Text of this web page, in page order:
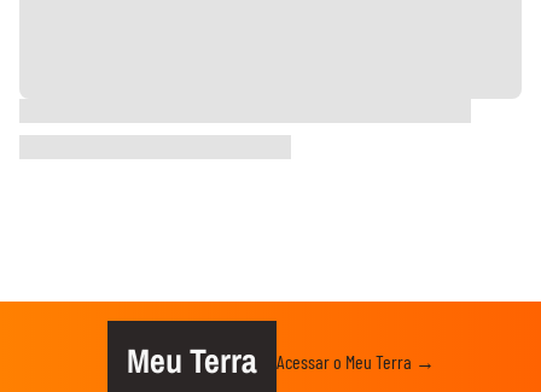
Meu Terra Acessar o Meu Terra →